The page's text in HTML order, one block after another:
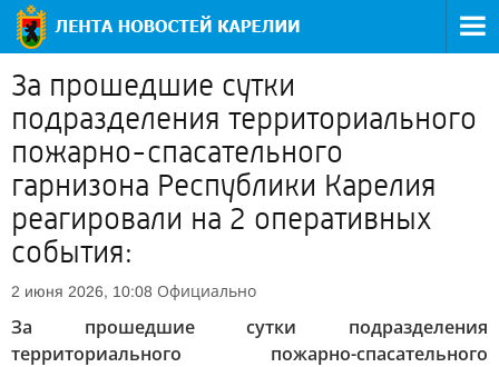
За прошедшие сутки
подразделения территориального
пожарно-спасательного
гарнизона Республики Карелия
реагировали на 2 оперативных
события:
2 июня 2026, 10:08 Официально
За прошедшие сутки подразделения
территориального пожарно-спасательного